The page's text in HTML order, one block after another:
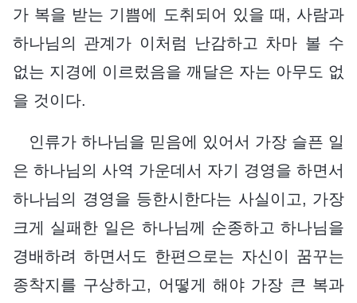
가 복을 받는 기쁨에 도취되어 있을 때, 사람과
하나님의 관계가 이처럼 난감하고 차마 볼 수
없는 지경에 이르렀음을 깨달은 자는 아무도 없
을 것이다.
인류가 하나님을 믿음에 있어서 가장 슬픈 일
은 하나님의 사역 가운데서 자기 경영을 하면서
하나님의 경영을 등한시한다는 사실이고, 가장
크게 실패한 일은 하나님께 순종하고 하나님을
경배하려 하면서도 한편으로는 자신이 꿈꾸는
종착지를 구상하고, 어떻게 해야 가장 큰 복과